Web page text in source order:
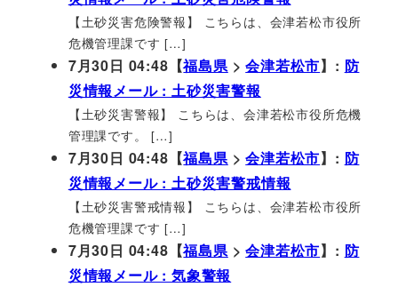
【土砂災害危険警報】 こちらは、会津若松市役所
危機管理課です […]
7月30日 04:48【福島県>会津若松市】: 防
災情報メール : 土砂災害警報
【土砂災害警報】 こちらは、会津若松市役所危機
管理課です。 […]
7月30日 04:48【福島県>会津若松市】: 防
災情報メール : 土砂災害警戒情報
【土砂災害警戒情報】 こちらは、会津若松市役所
危機管理課です […]
7月30日 04:48【福島県>会津若松市】: 防
災情報メール : 気象警報